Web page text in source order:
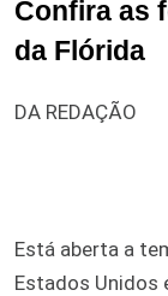
Confira as
da Flórida
DA REDAÇÃO
Está aberta a
Estados Unidos